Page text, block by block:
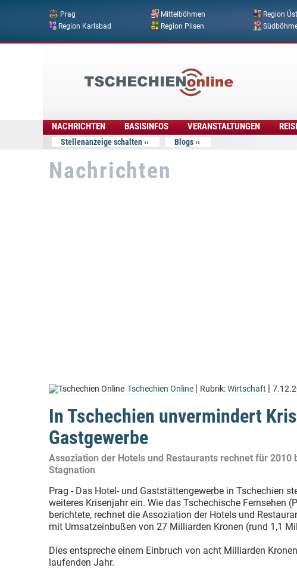
Prag Mittelböhmen Region
Region Karlsbad
Region Pilsen
Online
NACHRICHTEN BASISINFOS VERANSTALTUNGEN
Stellenanzeige schalten Blogs
Nachrichten
Tschechien Online | Rubrik:Wirtschaft |
In Tschechien unvermindert
Gastgewerbe
Assoziation der Hotels und Restaurants rechnet für 2010
Stagnation
Prag - Das Hotel- und Gaststättengewerbe in Tschechien
weiteres Krisenjahr ein. Wie das Tschechische Fernsehen
berichtete, rechnet die Assoziation der Hotels und
mit Umsatzeinbußen von 27 Milliarden Kronen (rund 1,1
Dies entspreche einem Einbruch von acht Milliarden
laufenden Jahr.